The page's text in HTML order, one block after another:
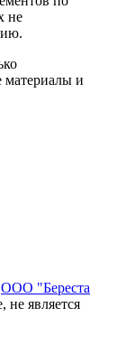
не
материалы и
ООО "Береста
не является